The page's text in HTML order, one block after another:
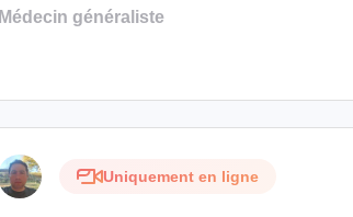
Médecin généraliste
Uniquement en ligne